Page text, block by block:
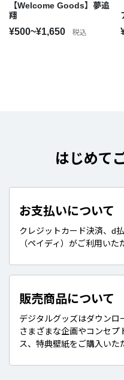
【Welcome Goods】夢追
翔
¥500~¥1,650 税込
はじめて
お支払いについて
クレジットカード決済、d
（ペイディ）がご利用いた
販売商品について
デジタルグッズはダウンロ
さまざまな企画やコンセプ
ス、特典壁紙をご購入いた